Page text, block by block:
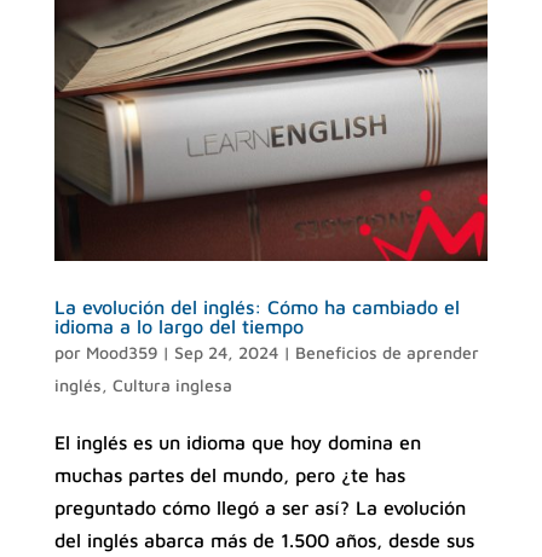
La evolución del inglés: Cómo ha cambiado el
idioma a lo largo del tiempo
por Mood359| Sep 24, 2024| Beneficios de aprender
inglés, Cultura inglesa
El inglés es un idioma que hoy domina en
muchas partes del mundo, pero ¿te has
preguntado cómo llegó a ser así? La evolución
del inglés abarca más de 1.500 años, desde sus